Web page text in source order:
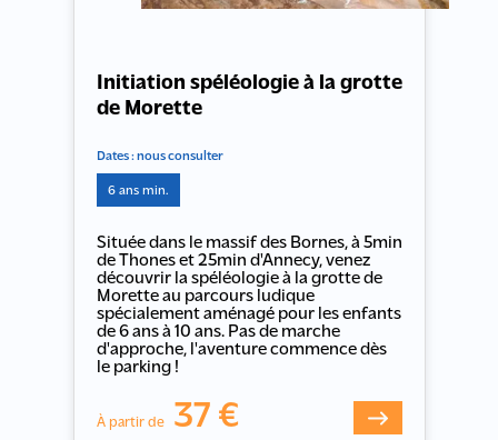
Initiation spéléologie à la grotte
de Morette
Dates : nous consulter
6 ans min.
Située dans le massif des Bornes, à 5min
de Thones et 25min d'Annecy, venez
découvrir la spéléologie à la grotte de
Morette au parcours ludique
spécialement aménagé pour les enfants
de 6 ans à 10 ans. Pas de marche
d'approche, l'aventure commence dès
le parking !
À partir de 37 €